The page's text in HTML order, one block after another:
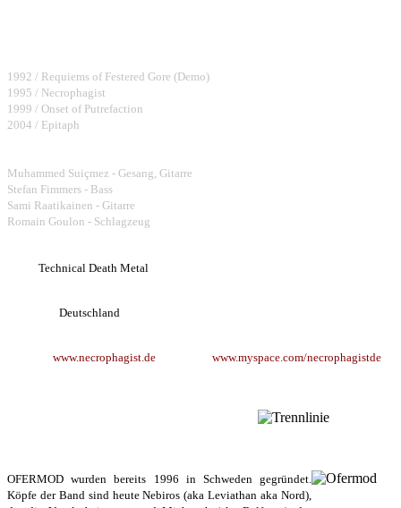
1992 / Requiems of Festered Gore (Demo)
1995 / Necrophagist
1999 / Onset of Putrefaction
2004 / Epitaph
Muhammed Suiçmez - Gesang, Gitarre
Stefan Fimmers - Bass
Sami Raatikainen - Gitarre
Romain Goulon - Schlagzeug
Technical Death Metal
Deutschland
www.necrophagist.de www.myspace.com/necrophagistde
OFERMOD wurden bereits 1996 in Schweden gegründet.
Köpfe der Band sind heute Nebiros (aka Leviathan aka Nord),